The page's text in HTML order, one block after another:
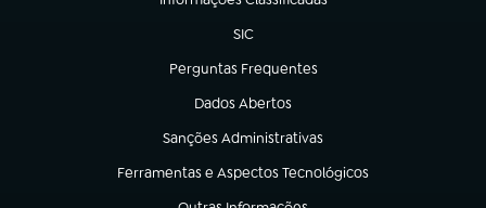
(abre em nova aba)
SIC
(abre em nova aba)
Perguntas Frequentes
(abre em nova aba)
Dados Abertos
(abre em nova aba)
Sanções Administrativas
(abre em nova aba)
Ferramentas e Aspectos Tecnológicos
(abre em nova aba)